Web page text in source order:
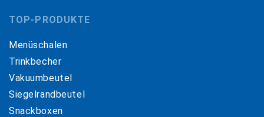
TOP-PRODUKTE
Menüschalen
Trinkbecher
Vakuumbeutel
Siegelrandbeutel
Snackboxen